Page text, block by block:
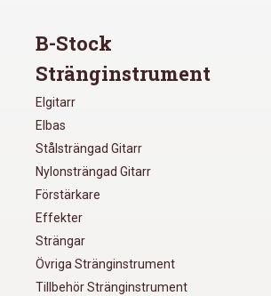
B-Stock
Stränginstrument
Elgitarr
Elbas
Stålsträngad Gitarr
Nylonsträngad Gitarr
Förstärkare
Effekter
Strängar
Övriga Stränginstrument
Tillbehör Stränginstrument